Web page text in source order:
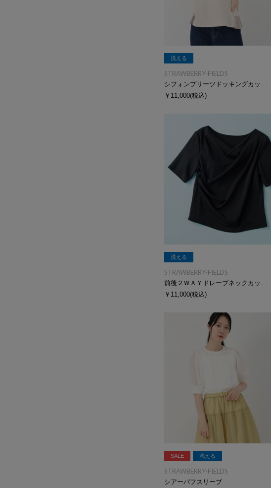
洗える
STRAWBERRY-FIELDS
シフォンプリーツドッキングカットソー
￥11,000(税込)
洗える
STRAWBERRY-FIELDS
前後２ＷＡＹドレープネックカットソー
￥11,000(税込)
SALE 洗える
STRAWBERRY-FIELDS
シアーパフスリーブ